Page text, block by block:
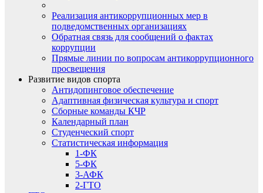
Реализация антикоррупционных мер в
подведомственных организациях
Обратная связь для сообщений о фактах
коррупции
Прямые линии по вопросам антикоррупционного
просвещения
Развитие видов спорта
Антидопинговое обеспечение
Адаптивная физическая культура и спорт
Сборные команды КЧР
Календарный план
Студенческий спорт
Статистическая информация
1-ФК
5-ФК
3-АФК
2-ГТО